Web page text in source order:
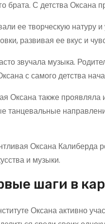
брата. С детства Оксана
ее творческую натуру
развивая ее вкус и
звучала музыка.
с самого детства
Оксана также
танцевальные
Оксана Калиберда
и музыки.
шаги в
Оксана активно